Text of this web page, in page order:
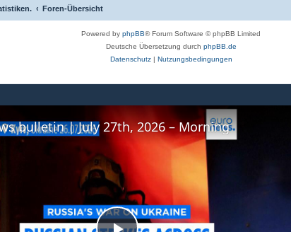
Foren-Übersicht
Powered by phpBB® Forum Software © phpBB Limited
Deutsche Übersetzung durch phpBB.de
Datenschutz| Nutzungsbedingungen
bulletin | July 27th, 2026 – Morning